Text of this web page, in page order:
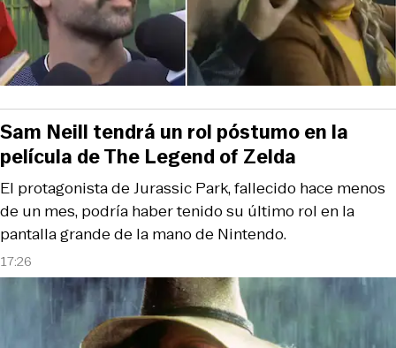
17:26
El protagonista de Jurassic Park, fallecido hace menos
de un mes, podría haber tenido su último rol en la
pantalla grande de la mano de Nintendo.
Sam Neill tendrá un rol póstumo en la
película de The Legend of Zelda